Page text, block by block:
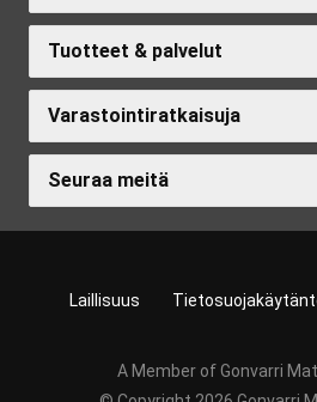
Tuotteet & palvelut
Varastointiratkaisuja
Seuraa meitä
Laillisuus
A Member of Gonvarri